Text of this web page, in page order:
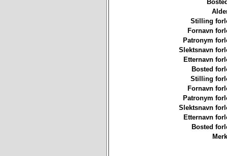
Stilling
Fornavn
Patronym
Slektsnavn
Etternavn
Bosted
Stilling
Fornavn
Patronym
Slektsnavn
Etternavn
Bosted